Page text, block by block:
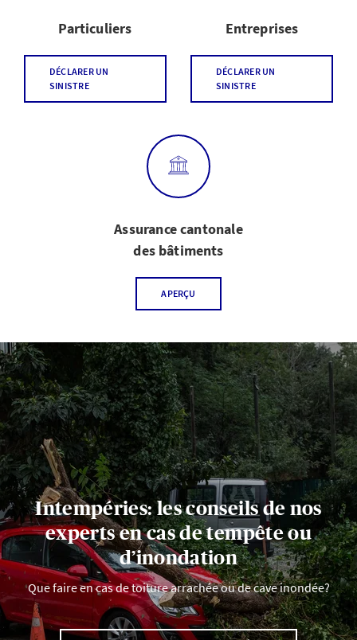
Particuliers
DÉCLARER UN
SINISTRE
Entreprises
DÉCLARER UN
SINISTRE
Assurance cantonale
des bâtiments
APERÇU
Intempéries: les conseils de nos
experts en cas de tempête ou
d’inondation
Que faire en cas de toiture arrachée ou de cave inondée?